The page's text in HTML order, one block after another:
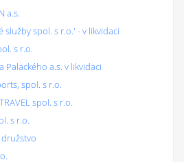
a.s.
služby spol. s r.o.' - v likvidaci
s r.o.
Palackého a.s. v likvidaci
spol. s r.o.
spol. s r.o.
s r.o.
družstvo